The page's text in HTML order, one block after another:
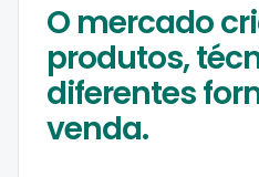
O mercado
produtos,
diferentes
venda.